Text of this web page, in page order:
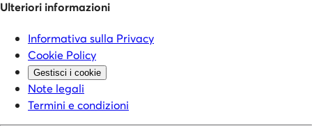
Ulteriori informazioni
Informativa sulla Privacy
Cookie Policy
Gestisci i cookie
Note legali
Termini e condizioni